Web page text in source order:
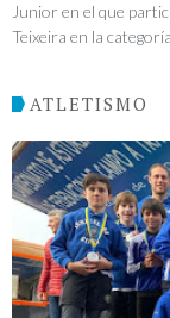
Junior en el que
Teixeira en la
ATLETISMO